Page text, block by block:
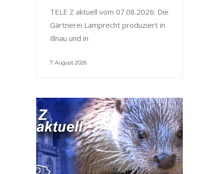
TELE Z aktuell vom 07.08.2026: Die
Gärtnerei Lamprecht produziert in
Illnau und in
7. August 2026